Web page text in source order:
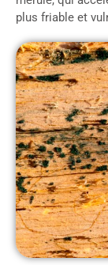
plus friable et